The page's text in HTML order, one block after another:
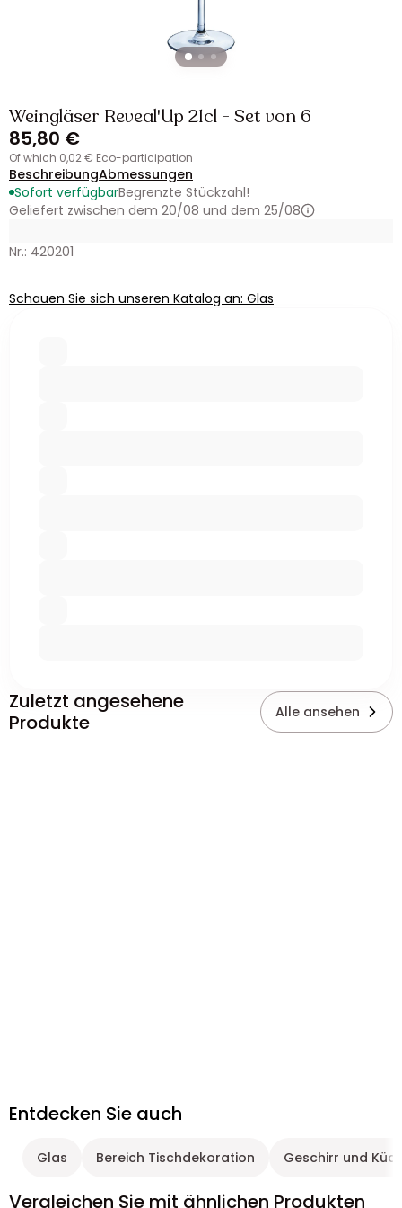
Weingläser Reveal'Up 21cl - Set von 6
85,80 €
of which 0,02 € Eco-participation
BeschreibungAbmessungen
Sofort verfügbarBegrenzte Stückzahl!
Geliefert zwischen dem 20/08 und dem 25/08
Nr.: 420201
Schauen Sie sich unseren Katalog an: Glas
Zuletzt angesehene
Produkte
Alle ansehen
Entdecken Sie auch
Glas Bereich Tischdekoration Geschirr und
Vergleichen Sie mit ähnlichen Produkten